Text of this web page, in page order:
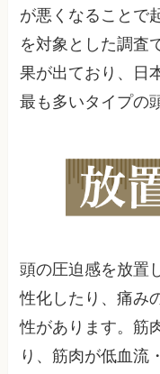
が悪くなることで
を対象とした調査
果が出ており、日
最も多いタイプの
頭の圧迫感を放置
性化したり、痛み
性があります。筋
り、筋肉が低血流